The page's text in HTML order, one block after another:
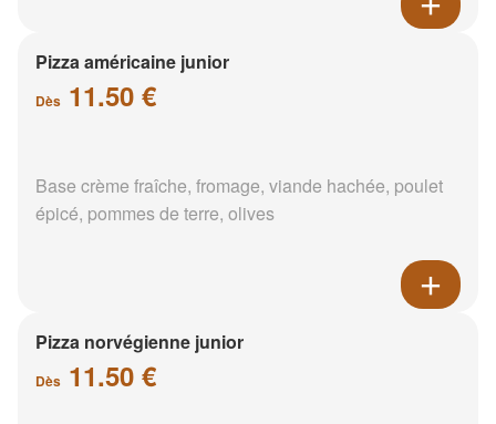
Pizza américaine junior
Dès 11.50 €
Base crème fraîche, fromage, viande hachée, poulet
épicé, pommes de terre, olives
Pizza norvégienne junior
Dès 11.50 €